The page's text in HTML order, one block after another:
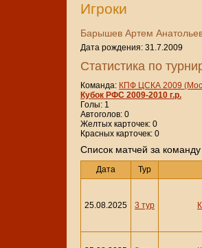
Игроки
Барышев Артем
Дата рождения: 31.7.2009
Статистика по
Команда: КПФ ЦСКА 2009
Кубок РФС 2009-2010 г.р.
Голы: 1
Автоголов: 0
Желтых карточек: 0
Красных карточек: 0
Cписок матчей за команду
Дата Тур
25.08.2025 3 тур